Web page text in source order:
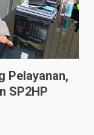
Pelayanan,
SP2HP